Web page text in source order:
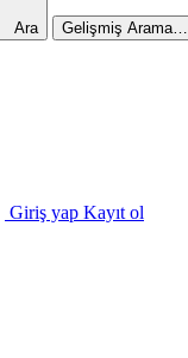
Ara Gelişmiş Arama…
Giriş yap Kayıt ol